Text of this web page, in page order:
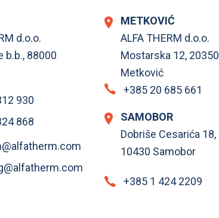
d.o.o.
b.b., 88000
930
868
METKOVIĆ
ALFA THERM d.o.o.
Mostarska 12, 20350
Metković
+385 20 685 661
SAMOBOR
Dobriše Cesarića 18,
10430 Samobor
+385 1 424 2209